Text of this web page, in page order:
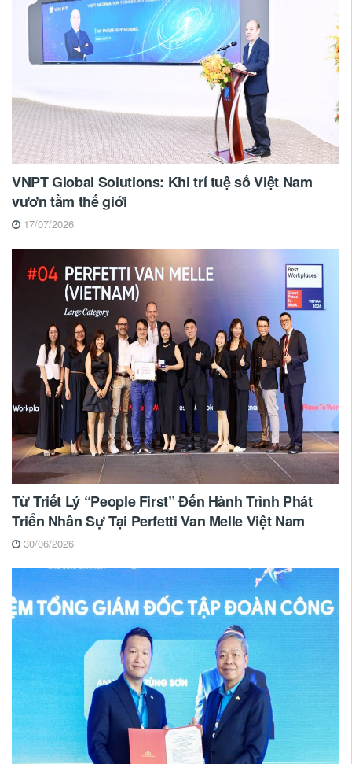
VNPT Global Solutions: Khi trí tuệ số Việt Nam
vươn tầm thế giới
17/07/2026
Từ Triết Lý “People First” Đến Hành Trình Phát
Triển Nhân Sự Tại Perfetti Van Melle Việt Nam
30/06/2026